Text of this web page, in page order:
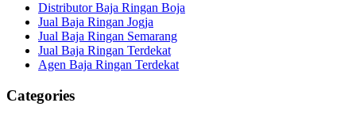
Distributor Baja Ringan Boja
Jual Baja Ringan Jogja
Jual Baja Ringan Semarang
Jual Baja Ringan Terdekat
Agen Baja Ringan Terdekat
Categories